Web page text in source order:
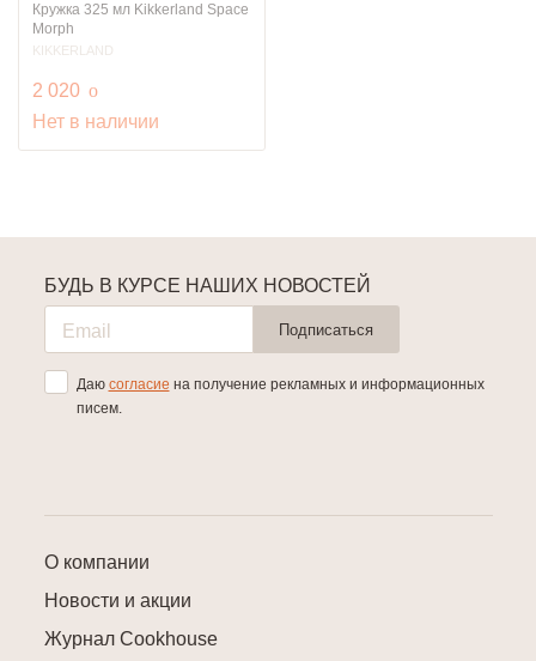
Кружка 325 мл Kikkerland Space
Morph
KIKKERLAND
2 020 руб.
o
Нет в наличии
О компании
Новости и акции
Журнал Cookhouse
БУДЬ В КУРСЕ НАШИХ НОВОСТЕЙ
Подписаться
Даю согласие на получение рекламных и информационных
писем.